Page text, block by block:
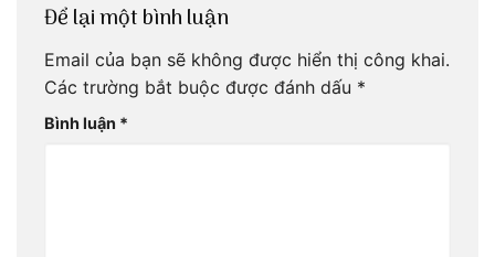
Để lại một bình luận
Email của bạn sẽ không được hiển thị công khai.
Các trường bắt buộc được đánh dấu *
Bình luận *